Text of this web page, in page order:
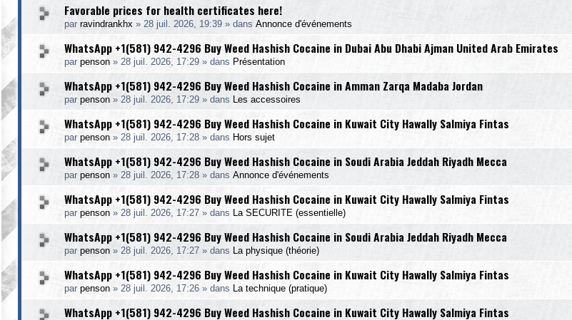
Favorable prices for health certificates here!
par ravindrankhx » 28 juil. 2026, 19:39 » dans Annonce d'événements
WhatsApp +1(581) 942-4296 Buy Weed Hashish Cocaine in Dubai Abu Dhabi Ajman United Arab Emirates
par penson » 28 juil. 2026, 17:29 » dans Présentation
WhatsApp +1(581) 942-4296 Buy Weed Hashish Cocaine in Amman Zarqa Madaba Jordan
par penson » 28 juil. 2026, 17:29 » dans Les accessoires
WhatsApp +1(581) 942-4296 Buy Weed Hashish Cocaine in Kuwait City Hawally Salmiya Fintas
par penson » 28 juil. 2026, 17:28 » dans Hors sujet
WhatsApp +1(581) 942-4296 Buy Weed Hashish Cocaine in Soudi Arabia Jeddah Riyadh Mecca
par penson » 28 juil. 2026, 17:28 » dans Annonce d'événements
WhatsApp +1(581) 942-4296 Buy Weed Hashish Cocaine in Kuwait City Hawally Salmiya Fintas
par penson » 28 juil. 2026, 17:27 » dans La SECURITE (essentielle)
WhatsApp +1(581) 942-4296 Buy Weed Hashish Cocaine in Soudi Arabia Jeddah Riyadh Mecca
par penson » 28 juil. 2026, 17:27 » dans La physique (théorie)
WhatsApp +1(581) 942-4296 Buy Weed Hashish Cocaine in Kuwait City Hawally Salmiya Fintas
par penson » 28 juil. 2026, 17:26 » dans La technique (pratique)
WhatsApp +1(581) 942-4296 Buy Weed Hashish Cocaine in Kuwait City Hawally Salmiya Fintas